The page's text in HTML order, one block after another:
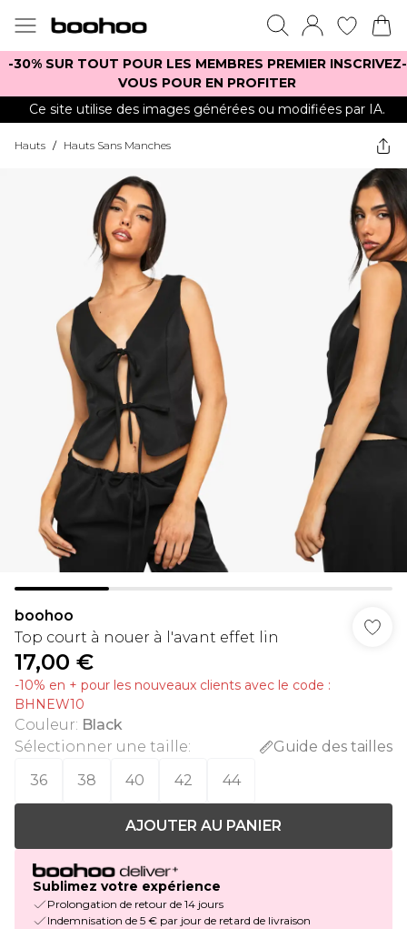
-30% SUR TOUT POUR LES MEMBRES PREMIER INSCRIVEZ-
VOUS POUR EN PROFITER
Ce site utilise des images générées ou modifiées par IA.
Hauts / Hauts Sans Manches
boohoo
Top court à nouer à l'avant effet lin
17,00 €
-10% en + pour les nouveaux clients avec le code :
BHNEW10
Couleur: Black
Sélectionner une taille:
Guide des tailles
36
38 40 42 44
AJOUTER AU PANIER
Sublimez votre expérience
Prolongation de retour de 14 jours
Indemnisation de 5 € par jour de retard de livraison